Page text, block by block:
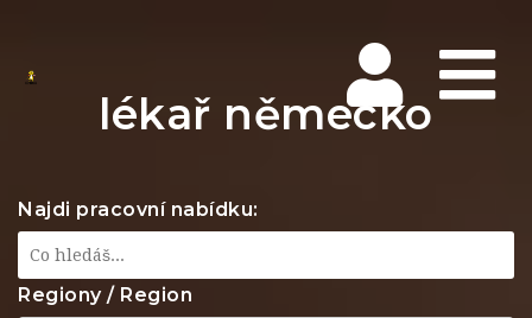
lékař německo
Najdi pracovní nabídku:
Regiony / Region